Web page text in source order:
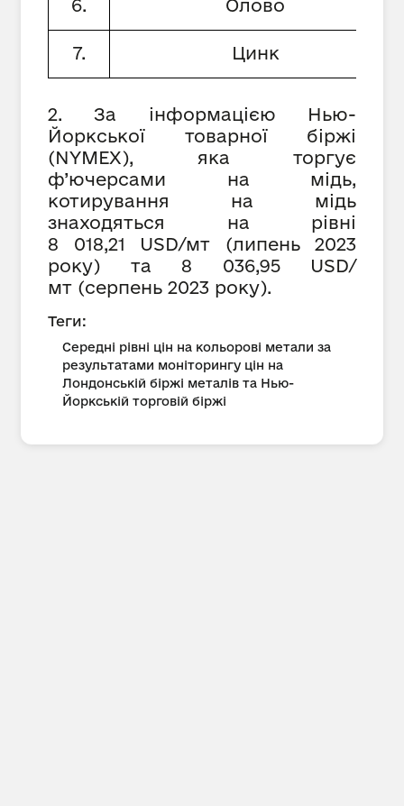
6. Олово
7. Цинк
2. За інформацією Нью-
Йоркської товарної біржі
(NYMEX), яка торгує
ф’ючерсами на мідь,
котирування на мідь
знаходяться на рівні
8 018,21 USD/мт (липень 2023
року) та 8 036,95 USD/
мт (серпень 2023 року).
Теги:
Середні рівні цін на кольорові метали за
результатами моніторингу цін на
Лондонській біржі металів та Нью-
Йоркській торговій біржі